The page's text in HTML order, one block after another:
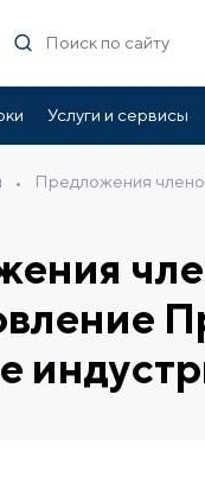
Услуги и сервисы
• Предложения